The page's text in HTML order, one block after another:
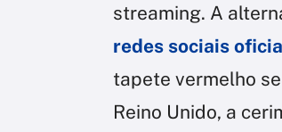
streaming. A
redes sociais
tapete vermelho
Reino Unido, a